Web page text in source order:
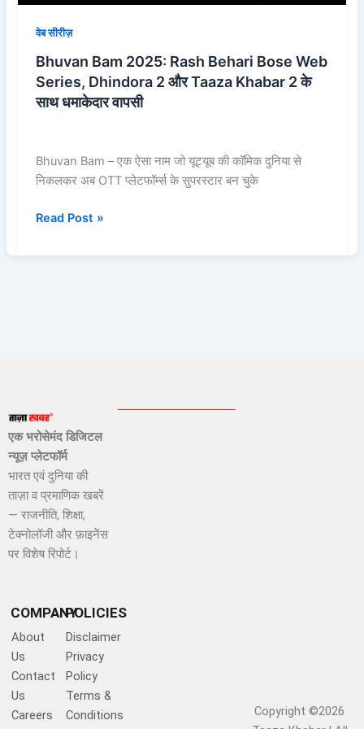
वेब सीरीज़
Bhuvan Bam 2025: Rash Behari Bose Web
Series, Dhindora 2 और Taaza Khabar 2 के
साथ धमाकेदार वापसी
Bhuvan Bam – एक ऐसा नाम जो यूट्यूब की कॉमिक दुनिया से
निकलकर अब OTT प्लेटफॉर्म्स के सुपरस्टार बन चुके
2
और
Khabar
2
के
वापसी
Read Post »
एक भरोसेमंद डिजिटल
न्यूज़ प्लेटफॉर्म
भारत एवं दुनिया की
ताज़ा व प्रमाणिक खबरें
— राजनीति, शिक्षा,
टेक्नोलॉजी और फ़ाइनेंस
पर विशेष रिपोर्ट।
COMPANY
About
Us
Contact
Us
Careers
POLICIES
Disclaimer
Privacy
Policy
Terms &
Conditions
Copyright ©2026